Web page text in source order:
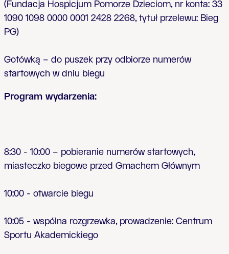
(Fundacja Hospicjum Pomorze Dzieciom, nr konta: 33
1090 1098 0000 0001 2428 2268, tytuł przelewu: Bieg
PG)
Gotówką – do puszek przy odbiorze numerów
startowych w dniu biegu
Program wydarzenia:
8:30 - 10:00 – pobieranie numerów startowych,
miasteczko biegowe przed Gmachem Głównym
10:00 - otwarcie biegu
10:05 - wspólna rozgrzewka, prowadzenie: Centrum
Sportu Akademickiego